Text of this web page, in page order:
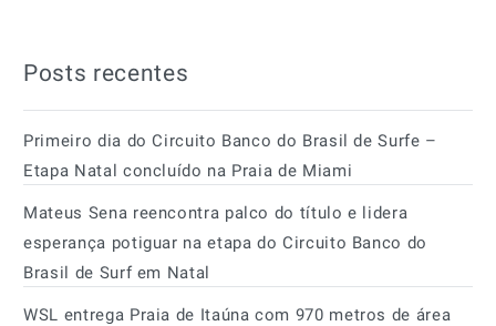
Posts recentes
Primeiro dia do Circuito Banco do Brasil de Surfe –
Etapa Natal concluído na Praia de Miami
Mateus Sena reencontra palco do título e lidera
esperança potiguar na etapa do Circuito Banco do
Brasil de Surf em Natal
WSL entrega Praia de Itaúna com 970 metros de área